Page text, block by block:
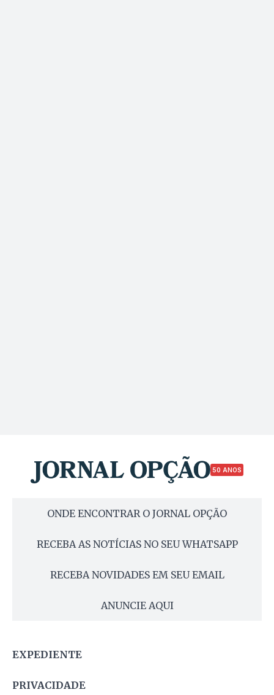
50 ANOS
ONDE ENCONTRAR O JORNAL OPÇÃO
RECEBA AS NOTÍCIAS NO SEU WHATSAPP
RECEBA NOVIDADES EM SEU EMAIL
ANUNCIE AQUI
EXPEDIENTE
PRIVACIDADE